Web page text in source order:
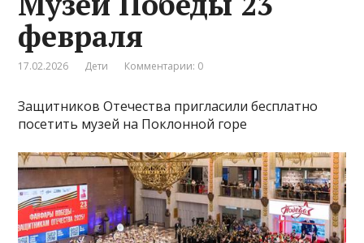
февраля
17.02.2026 Дети Комментарии: 0
Защитников Отечества пригласили бесплатно
посетить музей на Поклонной горе